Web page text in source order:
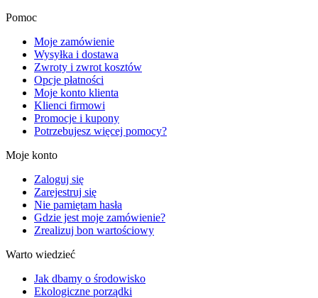
Pomoc
Moje zamówienie
Wysyłka i dostawa
Zwroty i zwrot kosztów
Opcje płatności
Moje konto klienta
Klienci firmowi
Promocje i kupony
Potrzebujesz więcej pomocy?
Moje konto
Zaloguj się
Zarejestruj się
Nie pamiętam hasła
Gdzie jest moje zamówienie?
Zrealizuj bon wartościowy
Warto wiedzieć
Jak dbamy o środowisko
Ekologiczne porządki